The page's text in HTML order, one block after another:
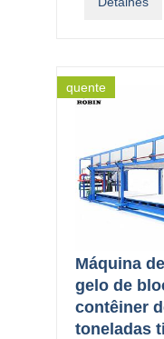
quente
Máquina
gelo de
contêiner
toneladas